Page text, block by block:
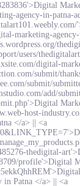
agency-in-patna-
marketing-
users/
digital-
submit/
submit/
add/
host-
</a> || <a
thedigital-
profile'>Digital
Patna </a> || <a